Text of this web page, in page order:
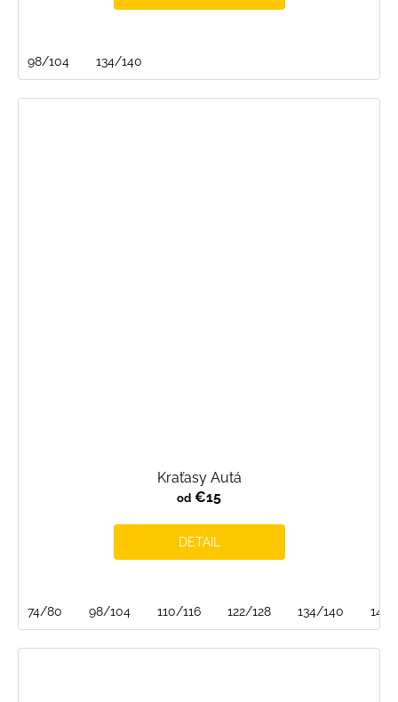
98/104 134/140
Kraťasy Autá
od €15
DETAIL
74/80 98/104 110/116 122/128 134/140 146/